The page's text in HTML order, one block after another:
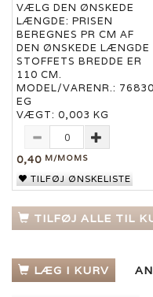
VÆLG DEN ØNSKEDE
LÆNGDE: PRISEN
BEREGNES PR CM AF
DEN ØNSKEDE LÆNGDE
STOFFETS BREDDE ER
110 CM.
MODEL/VARENR.:
EG
VÆGT: 0,003 KG
0,40 M/MOMS
TILFØJ ØNSKELISTE
TILFØJ ALLE TIL
LÆG I KURV